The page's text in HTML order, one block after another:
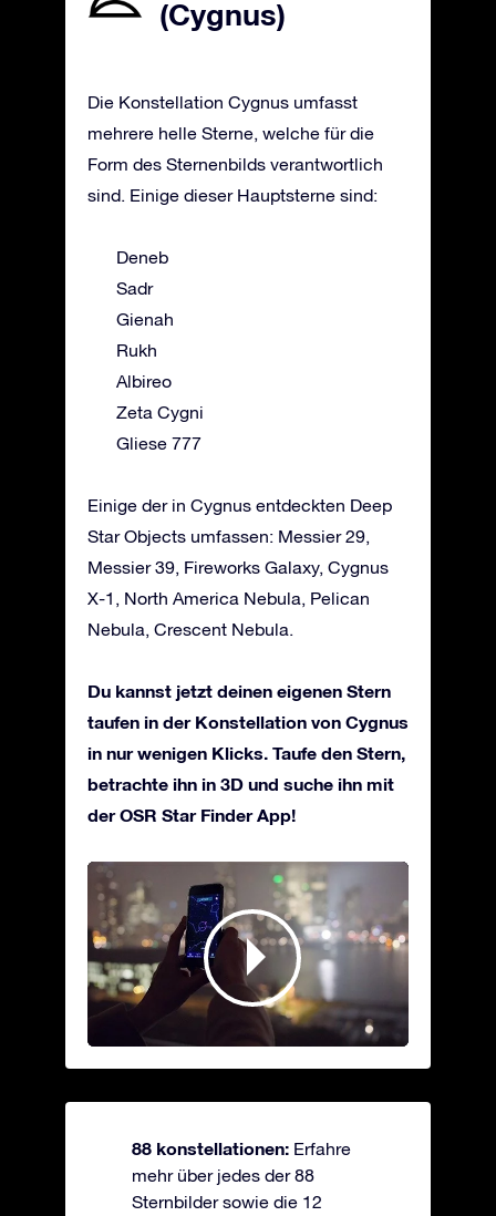
(Cygnus)
Die Konstellation Cygnus umfasst
mehrere helle Sterne, welche für die
Form des Sternenbilds verantwortlich
sind. Einige dieser Hauptsterne sind:
Deneb
Sadr
Gienah
Rukh
Albireo
Zeta Cygni
Gliese 777
Einige der in Cygnus entdeckten Deep
Star Objects umfassen: Messier 29,
Messier 39, Fireworks Galaxy, Cygnus
X-1, North America Nebula, Pelican
Nebula, Crescent Nebula.
Du kannst jetzt deinen eigenen Stern
taufen in der Konstellation von Cygnus
in nur wenigen Klicks. Taufe den Stern,
betrachte ihn in 3D und suche ihn mit
der OSR Star Finder App!
88 konstellationen: Erfahre
mehr über jedes der 88
Sternbilder sowie die 12